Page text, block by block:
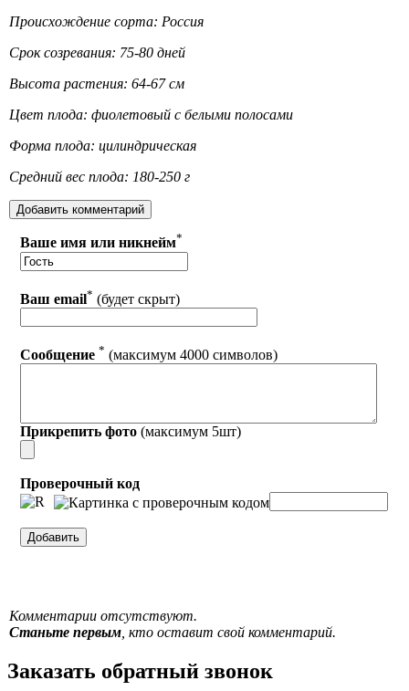
Происхождение сорта: Россия
Срок созревания: 75-80 дней
Высота растения: 64-67 см
Цвет плода: фиолетовый с белыми полосами
Форма плода: цилиндрическая
Средний вес плода: 180-250 г
Ваше имя или никнейм*
Ваш email* (будет скрыт)
Сообщение * (максимум 4000 символов)
Прикрепить фото (максимум 5шт)
Проверочный код
Комментарии отсутствуют.
Станьте первым, кто оставит свой комментарий.
Заказать обратный звонок